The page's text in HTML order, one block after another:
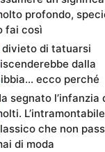
profondo,
fai così
divieto di tatuarsi
dalla
ecco perché
segnato l’infanzia
L’intramontabile
che non
di moda